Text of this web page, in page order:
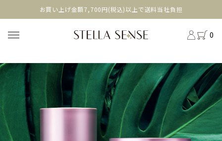
お買い上げ金額7,700円(税込)以上で送料当社負担
0